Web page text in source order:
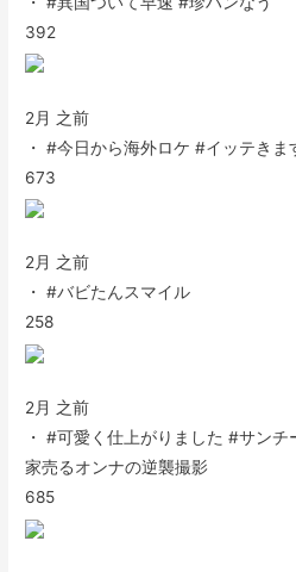
392
2月 之前
・ #今日から海外ロケ #イッテきま
673
2月 之前
・ #バビたんスマイル
258
2月 之前
・ #可愛く仕上がりました #サン
家売るオンナの逆襲撮影
685